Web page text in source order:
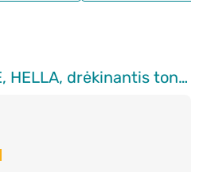
Atsiliepimai LUMENE, HELLA, drėkinantis tonikas, 200 ml